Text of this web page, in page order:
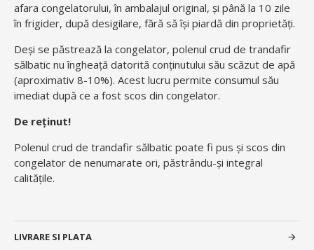
afara congelatorului, în ambalajul original, și până la 10 zile
în frigider, după desigilare, fără să își piardă din proprietăți.
Deși se păstrează la congelator, polenul crud de trandafir
sălbatic nu îngheață datorită conținutului său scăzut de apă
(aproximativ 8-10%). Acest lucru permite consumul său
imediat după ce a fost scos din congelator.
De reținut!
Polenul crud de trandafir sălbatic poate fi pus și scos din
congelator de nenumarate ori, păstrându-și integral
calitățile.
LIVRARE SI PLATA